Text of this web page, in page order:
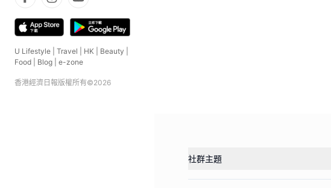
U Lifestyle Travel HK Beauty
Food
Blog e-zone
香港經濟日報版權所有©2026
社群主題